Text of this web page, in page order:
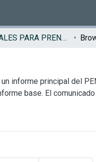
MATERIALES PARA PRENSA EN
informe principal del
base. El